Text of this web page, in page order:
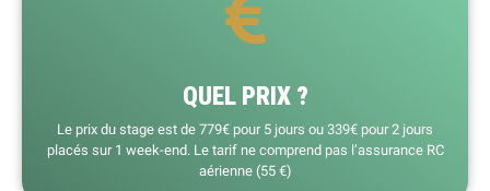
QUEL PRIX ?
Le prix du stage est de 779€ pour 5 jours ou 339€ pour 2 jours
placés sur 1 week-end. Le tarif ne comprend pas l’assurance RC
aérienne (55 €)